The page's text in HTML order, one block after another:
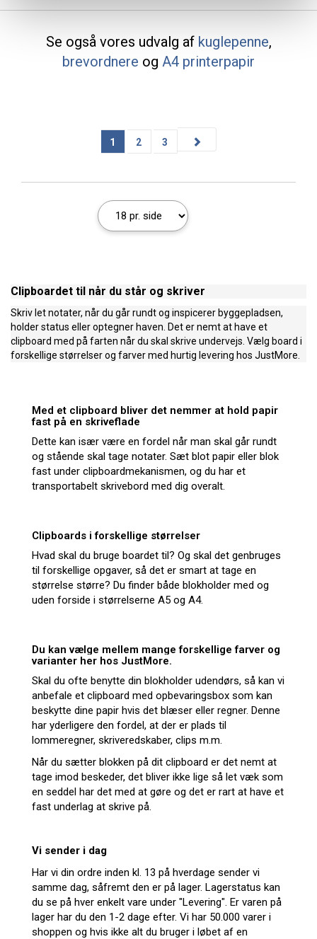
Se også vores udvalg af kuglepenne,
brevordnere og A4 printerpapir
1 2 3
Clipboardet til når du står og skriver
Skriv let notater, når du går rundt og inspicerer byggepladsen,
holder status eller optegner haven. Det er nemt at have et
clipboard med på farten når du skal skrive undervejs. Vælg board i
forskellige størrelser og farver med hurtig levering hos JustMore.
Med et clipboard bliver det nemmer at hold papir
fast på en skriveflade
Dette kan især være en fordel når man skal går rundt
og stående skal tage notater. Sæt blot papir eller blok
fast under clipboardmekanismen, og du har et
transportabelt skrivebord med dig overalt.
Clipboards i forskellige størrelser
Hvad skal du bruge boardet til? Og skal det genbruges
til forskellige opgaver, så det er smart at tage en
størrelse større? Du finder både blokholder med og
uden forside i størrelserne A5 og A4.
Du kan vælge mellem mange forskellige farver og
varianter her hos JustMore.
Skal du ofte benytte din blokholder udendørs, så kan vi
anbefale et clipboard med opbevaringsbox som kan
beskytte dine papir hvis det blæser eller regner. Denne
har yderligere den fordel, at der er plads til
lommeregner, skriveredskaber, clips m.m.
Når du sætter blokken på dit clipboard er det nemt at
tage imod beskeder, det bliver ikke lige så let væk som
en seddel har det med at gøre og det er rart at have et
fast underlag at skrive på.
Vi sender i dag
Har vi din ordre inden kl. 13 på hverdage sender vi
samme dag, såfremt den er på lager. Lagerstatus kan
du se på hver enkelt vare under "Levering". Er varen på
lager har du den 1-2 dage efter. Vi har 50.000 varer i
shoppen og hvis ikke alt du bruger i løbet af en